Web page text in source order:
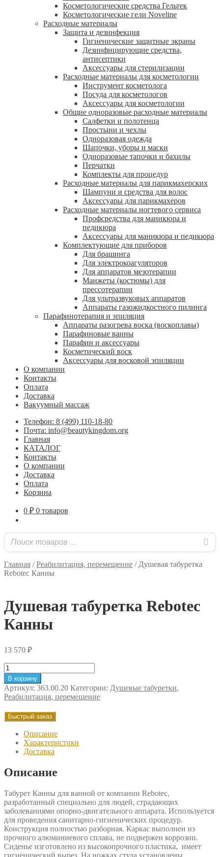
Косметологические средства Гельтек
Косметологические гели Noveline
Расходные материалы
Защита и дезинфекция
Гигиенические защитные экраны
Дезинфицирующие средства,
антисептики
Аксессуары для стерилизации
Расходные материалы для косметологии
Инструмент косметолога
Посуда для косметологов
Аксессуары для косметологии
Общие одноразовые расходные материалы
Салфетки и полотенца
Простыни и чехлы
Одноразовая одежда
Шапочки, уборы и маски
Одноразовые тапочки и бахилы
Перчатки
Комплекты для процедур
Расходные материалы для парикмахерских
Шампуни и средства для волос
Аксессуары для парикмахеров
Расходные материалы ногтевого сервиса
Профсредства для маникюра и
педикюра
Аксессуары для маникюра и педикюра
Комплектующие для приборов
Для брашинга
Для электрокоагуляторов
Для аппаратов мезотерапии
Манжеты (костюмы) для
прессотерапии
Для ультразвуковых аппаратов
Аппараты газожидкостного пилинга
Парафинотерапия и эпиляция
Аппараты разогрева воска (воскоплавы)
Парафиновые ванны
Парафин и аксессуары
Косметический воск
Аксессуары для восковой эпиляции
О компании
Контакты
Оплата
Доставка
Вакуумный массаж
Телефон: 8 (499) 110-18-80
Почта: info@beautykingdom.org
Главная
КАТАЛОГ
Контакты
О компании
Доставка
Оплата
Корзина
0 ₽ 0 товаров
Главная /Реабилитация, перемещение / Душевая табуретка
Rebotec Канны
Душевая табуретка Rebotec
Канны
13 570 ₽
Количество
товара
Душевая
табуретка
Rebotec
Канны
В корзину
Артикул: 363.00.20 Категории: Душевые табуретки,
Реабилитация, перемещение
Быстрый заказ
Описание
Характеристики
Доставка
Описание
Табурет Канны для ванной от компании Rebotec,
разработанный специально для людей, страдающих
заболеваниями опорно-двигательного аппарата. Используется
для проведения санитарно-гигиенических процедур.
Конструкция полностью разборная. Каркас выполнен из
прочного алюминиевого сплава, не подвержен коррозии.
Сиденье изготовлено из высокопрочного пластика, имеет
гигиенический вырез. На ножках стула установлены